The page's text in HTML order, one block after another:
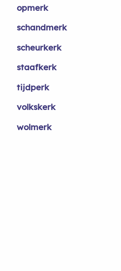
opmerk
schandmerk
scheurkerk
staafkerk
tijdperk
volkskerk
wolmerk